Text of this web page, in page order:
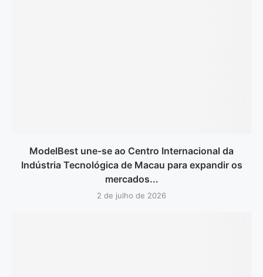
ModelBest une-se ao Centro Internacional da
Indústria Tecnológica de Macau para expandir os
mercados...
2 de julho de 2026